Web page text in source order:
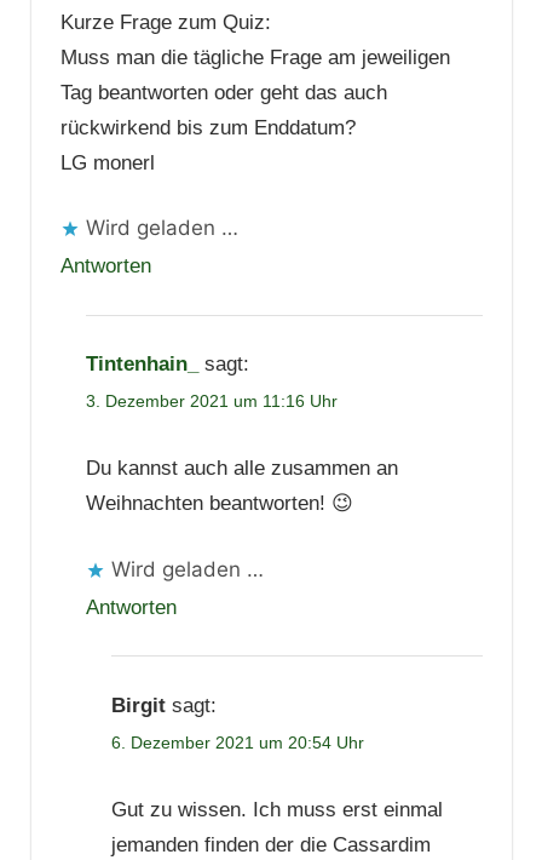
Kurze Frage zum Quiz:
Muss man die tägliche Frage am jeweiligen
Tag beantworten oder geht das auch
rückwirkend bis zum Enddatum?
LG monerl
Wird geladen …
Antworten
Tintenhain_ sagt:
3. Dezember 2021 um 11:16 Uhr
Du kannst auch alle zusammen an
Weihnachten beantworten! 😉
Wird geladen …
Antworten
Birgit sagt:
6. Dezember 2021 um 20:54 Uhr
Gut zu wissen. Ich muss erst einmal
jemanden finden der die Cassardim